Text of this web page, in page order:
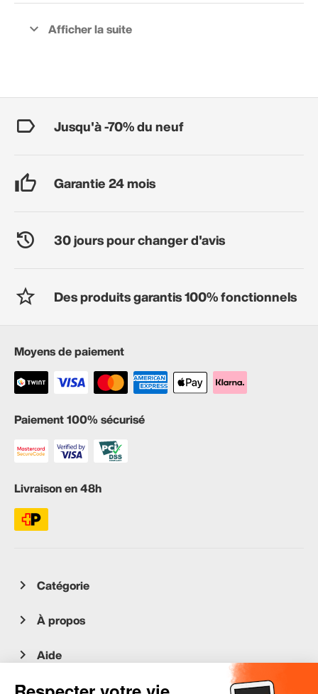
Jusqu'à -70% du neuf
Garantie 24 mois
30 jours pour changer d'avis
Des produits garantis 100% fonctionnels
Moyens de paiement
Paiement 100% sécurisé
Livraison en 48h
Catégorie
À propos
Aide
Service client